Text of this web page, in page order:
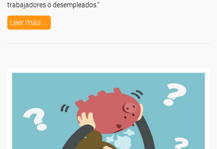
trabajadores o desempleados.”
Leer más ...